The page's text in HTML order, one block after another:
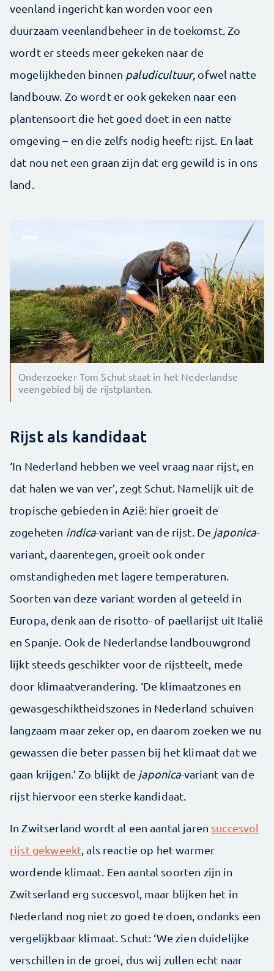
veenland ingericht kan worden voor een
duurzaam veenlandbeheer in de toekomst. Zo
wordt er steeds meer gekeken naar de
mogelijkheden binnen paludicultuur, ofwel natte
landbouw. Zo wordt er ook gekeken naar een
plantensoort die het goed doet in een natte
omgeving – en die zelfs nodig heeft: rijst. En laat
dat nou net een graan zijn dat erg gewild is in ons
land.
Onderzoeker Tom Schut staat in het Nederlandse
veengebied bij de rijstplanten.
Rijst als kandidaat
‘In Nederland hebben we veel vraag naar rijst, en
dat halen we van ver’, zegt Schut. Namelijk uit de
tropische gebieden in Azië: hier groeit de
zogeheten indica-variant van de rijst. De japonica-
variant, daarentegen, groeit ook onder
omstandigheden met lagere temperaturen.
Soorten van deze variant worden al geteeld in
Europa, denk aan de risotto- of paellarijst uit Italië
en Spanje. Ook de Nederlandse landbouwgrond
lijkt steeds geschikter voor de rijstteelt, mede
door klimaatverandering. ‘De klimaatzones en
gewasgeschiktheidszones in Nederland schuiven
langzaam maar zeker op, en daarom zoeken we nu
gewassen die beter passen bij het klimaat dat we
gaan krijgen.’ Zo blijkt de japonica-variant van de
rijst hiervoor een sterke kandidaat.
In Zwitserland wordt al een aantal jaren succesvol
rijst gekweekt , als reactie op het warmer
wordende klimaat. Een aantal soorten zijn in
Zwitserland erg succesvol, maar blijken het in
Nederland nog niet zo goed te doen, ondanks een
vergelijkbaar klimaat. Schut: ‘We zien duidelijke
verschillen in de groei, dus wij zullen echt naar